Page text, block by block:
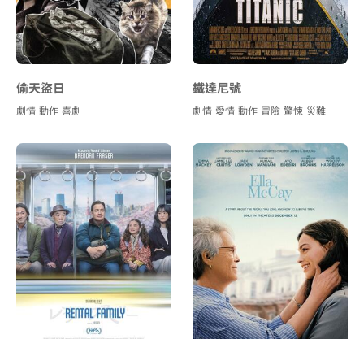
偷天盜日
劇情 動作 喜劇
鐵達尼號
劇情 愛情 動作 冒險 驚悚 災難